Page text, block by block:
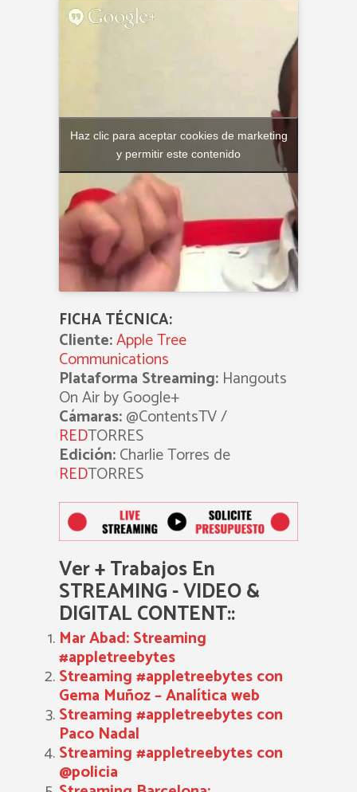
Haz clic para aceptar cookies de marketing
y permitir este contenido
FICHA TÉCNICA:
Cliente:Apple Tree
Communications
Plataforma Streaming: Hangouts
On Air by Google+
Cámaras:@ContentsTV /
REDTORRES
Edición:Charlie Torres de
REDTORRES
Ver + Trabajos En
STREAMING - VIDEO &
DIGITAL CONTENT::
Mar Abad: Streaming
#appletreebytes
Streaming #appletreebytes con
Gema Muñoz – Analítica web
Streaming #appletreebytes con
Paco Nadal
Streaming #appletreebytes con
@policia